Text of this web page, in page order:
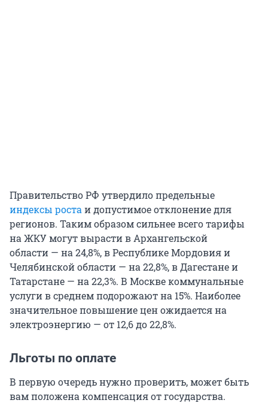
Правительство РФ утвердило предельные
индексы роста и допустимое отклонение для
регионов. Таким образом сильнее всего тарифы
на ЖКУ могут вырасти в Архангельской
области — на 24,8%, в Республике Мордовия и
Челябинской области — на 22,8%, в Дагестане и
Татарстане — на 22,3%. В Москве коммунальные
услуги в среднем подорожают на 15%. Наиболее
значительное повышение цен ожидается на
электроэнергию — от 12,6 до 22,8%.
Льготы по оплате
В первую очередь нужно проверить, может быть
вам положена компенсация от государства.